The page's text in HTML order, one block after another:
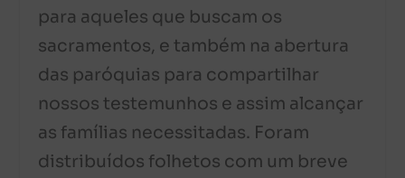
para aqueles que buscam os
sacramentos, e também na abertura
das paróquias para compartilhar
nossos testemunhos e assim alcançar
as famílias necessitadas. Foram
distribuídos folhetos com um breve